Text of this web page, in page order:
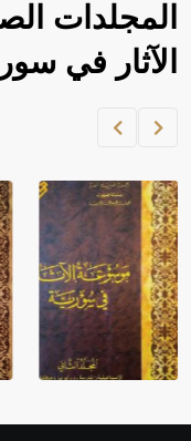
المجلدات
الآثار في